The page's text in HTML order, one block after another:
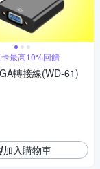
最高10%回饋
轉接線(WD-61)
加入購物車